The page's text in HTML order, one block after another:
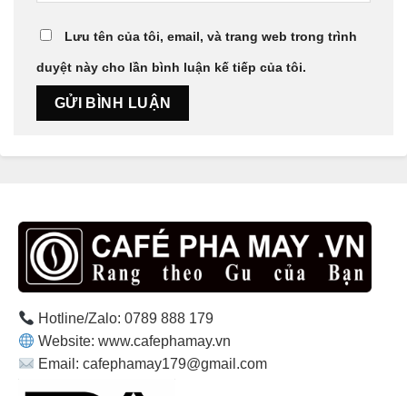
Lưu tên của tôi, email, và trang web trong trình
duyệt này cho lần bình luận kế tiếp của tôi.
Hotline/Zalo: 0789 888 179
Website: www.cafephamay.vn
Email: cafephamay179@gmail.com